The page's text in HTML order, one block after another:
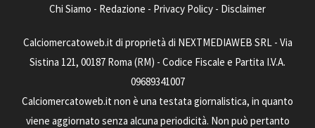
Chi Siamo - Redazione - Privacy Policy - Disclaimer
Calciomercatoweb.it di proprietà di NEXTMEDIAWEB SRL - Via
Sistina 121, 00187 Roma (RM) - Codice Fiscale e Partita I.V.A.
09689341007
Calciomercatoweb.it non è una testata giornalistica, in quanto
viene aggiornato senza alcuna periodicità. Non può pertanto